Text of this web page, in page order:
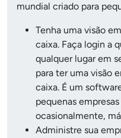
mundial criado para
Tenha uma visão
caixa. Faça login a
qualquer lugar em
para ter uma visão
caixa. É um
pequenas
ocasionalmente,
Administre sua